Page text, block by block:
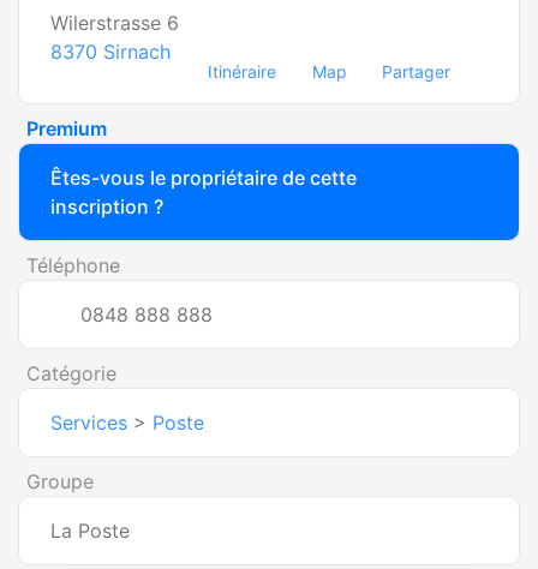
Wilerstrasse 6
8370 Sirnach
Itinéraire Map Partager
Premium
Êtes-vous le propriétaire de cette
inscription ?
Téléphone
0848 888 888
Catégorie
Services > Poste
Groupe
La Poste